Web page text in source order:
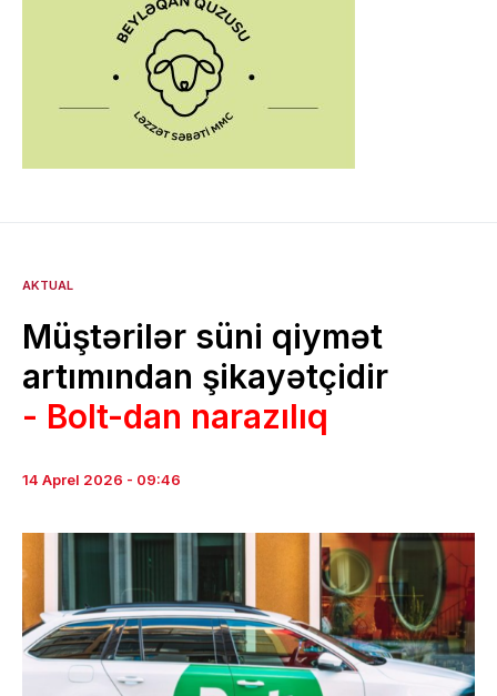
AKTUAL
Müştərilər süni qiymət
artımından şikayətçidir
- Bolt-dan narazılıq
14 Aprel 2026 - 09:46